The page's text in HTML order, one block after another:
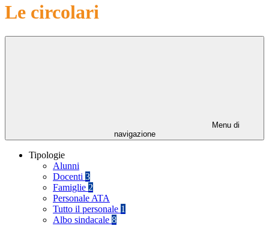
Le circolari
Menu di
navigazione
Tipologie
Alunni
Docenti 3
Famiglie 2
Personale ATA
Tutto il personale 1
Albo sindacale 8